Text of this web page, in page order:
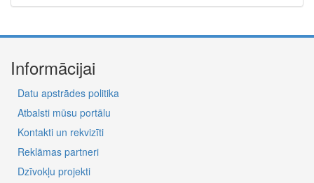
Informācijai
Datu apstrādes politika
Atbalsti mūsu portālu
Kontakti un rekvizīti
Reklāmas partneri
Dzīvokļu projekti